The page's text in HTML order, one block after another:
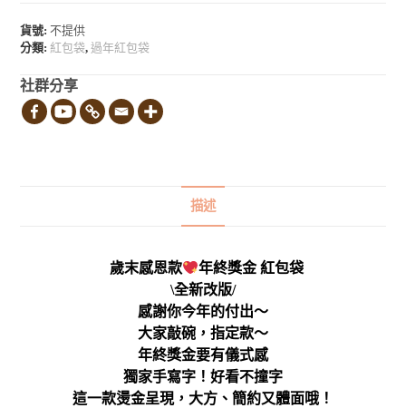
貨號:不提供
分類:紅包袋,過年紅包袋
社群分享
描述
歲末感恩款
年終獎金 紅包袋
\全新改版/
感謝你今年的付出～
大家敲碗，指定款～
年終獎金要有儀式感
獨家手寫字！好看不撞字
這一款燙金呈現，大方、簡約又體面哦！